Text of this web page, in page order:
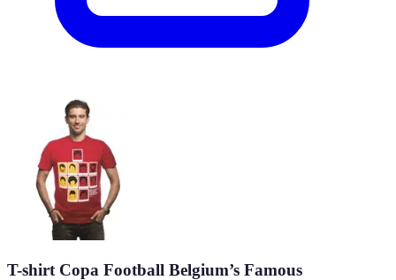
T-shirt Copa Football Belgium’s Famous